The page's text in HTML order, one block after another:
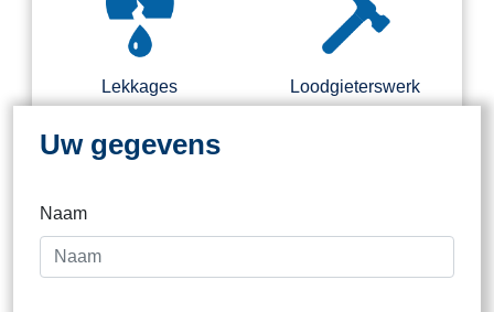
Lekkages Loodgieterswerk
Binnen 2 kantooruren direct
Uw gegevens
Naam